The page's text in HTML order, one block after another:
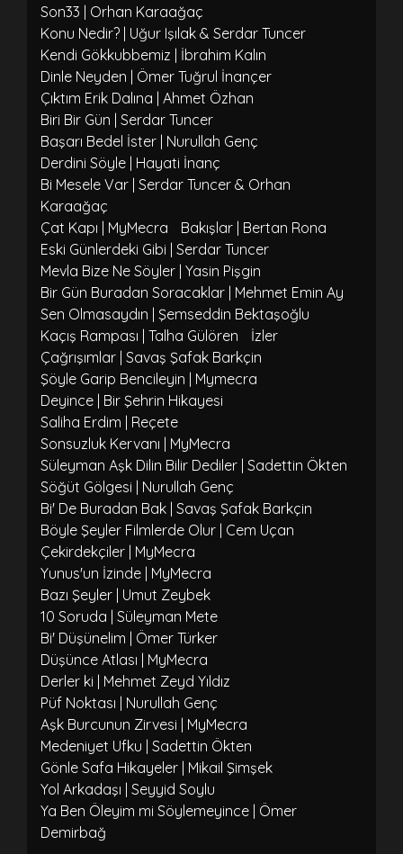
Son33 | Orhan Karaağaç
Konu Nedir? | Uğur Işılak & Serdar Tuncer
Kendi Gökkubbemiz | İbrahim Kalın
Dinle Neyden | Ömer Tuğrul İnançer
Çıktım Erik Dalına | Ahmet Özhan
Biri Bir Gün | Serdar Tuncer
Başarı Bedel İster | Nurullah Genç
Derdini Söyle | Hayati İnanç
Bi Mesele Var | Serdar Tuncer & Orhan
Karaağaç
Çat Kapı | MyMecra
Bakışlar | Bertan Rona
Eski Günlerdeki Gibi | Serdar Tuncer
Mevla Bize Ne Söyler | Yasin Pişgin
Bir Gün Buradan Soracaklar | Mehmet Emin Ay
Sen Olmasaydın | Şemseddin Bektaşoğlu
Kaçış Rampası | Talha Gülören
İzler
Çağrışımlar | Savaş Şafak Barkçin
Şöyle Garip Bencileyin | Mymecra
Deyince | Bir Şehrin Hikayesi
Saliha Erdim | Reçete
Sonsuzluk Kervanı | MyMecra
Süleyman Aşk Dilin Bilir Dediler | Sadettin Ökten
Söğüt Gölgesi | Nurullah Genç
Bi' De Buradan Bak | Savaş Şafak Barkçin
Böyle Şeyler Filmlerde Olur | Cem Uçan
Çekirdekçiler | MyMecra
Yunus'un İzinde | MyMecra
Bazı Şeyler | Umut Zeybek
10 Soruda | Süleyman Mete
Bi' Düşünelim | Ömer Türker
Düşünce Atlası | MyMecra
Derler ki | Mehmet Zeyd Yıldız
Püf Noktası | Nurullah Genç
Aşk Burcunun Zirvesi | MyMecra
Medeniyet Ufku | Sadettin Ökten
Gönle Safa Hikayeler | Mikail Şimşek
Yol Arkadaşı | Seyyid Soylu
Ya Ben Öleyim mi Söylemeyince | Ömer
Demirbağ